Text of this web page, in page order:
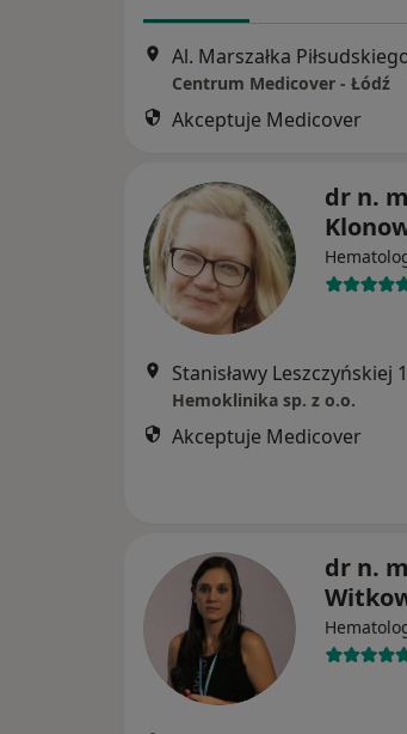
Al. Marszałka
Centrum Medicover - Łódź
Akceptuje Medicover
dr n.
Hemoklinika sp. z o.o.
Akceptuje Medicover
dr n.